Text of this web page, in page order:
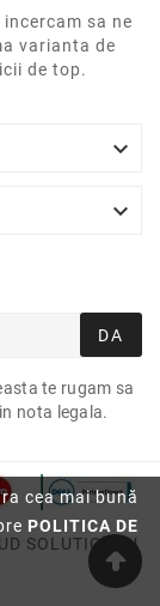
cea mai bună
POLITICA DE
sa ne
varianta de
de top.


DA
te rugam sa
nota legala.
SOLUTION2U